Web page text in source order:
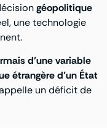
géopolitique
une technologie
d’une variable
étrangère d’un État
un déficit de